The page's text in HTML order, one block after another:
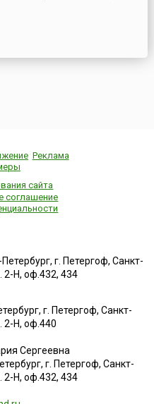
Реклама
сайта
соглашение
г. Петергоф, Санкт-
2-Н, оф.432, 434
г. Петергоф, Санкт-
2-Н, оф.440
Сергеевна
г. Петергоф, Санкт-
2-Н, оф.432, 434